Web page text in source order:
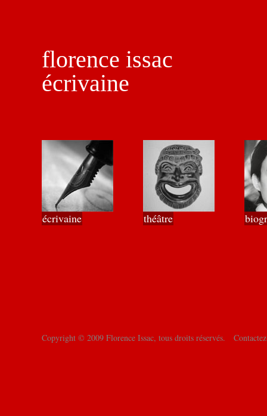
florence issac
écrivaine
écrivaine théâtre
Copyright © 2009 Florence Issac, tous droits réservés.